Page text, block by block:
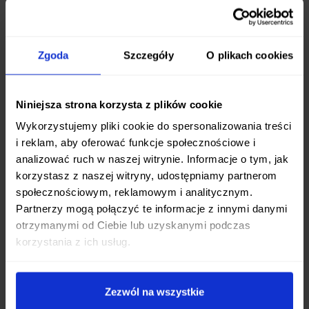
Zgoda Szczegóły O plikach cookies
Niniejsza strona korzysta z plików cookie
Wykorzystujemy pliki cookie do spersonalizowania treści
i reklam, aby oferować funkcje społecznościowe i
analizować ruch w naszej witrynie. Informacje o tym, jak
korzystasz z naszej witryny, udostępniamy partnerom
społecznościowym, reklamowym i analitycznym.
Partnerzy mogą połączyć te informacje z innymi danymi
otrzymanymi od Ciebie lub uzyskanymi podczas
korzystania z ich usług.
Zezwól na wszystkie
SUS410.
ostrość, ale także większą wytrzymałość i
odporność na uszkodzenia mechaniczne.
Twardość ostrza na poziomie61 +/- 1 HRC
gwarancja, że nóż będzie zachowywał swoją
ostrość przez długi czas, minimalizując potrzebę
częstego ostrzenia. Szlif dwustronny symetryczny
ułatwia precyzyjne cięcia zarówno osobom
prawo-, jak i leworęcznym.
Komfort i Estetyka
trwałości i wygody. Ten nowoczesny materiał,
będący kompozytem żywicy i tkaniny, jest odporny